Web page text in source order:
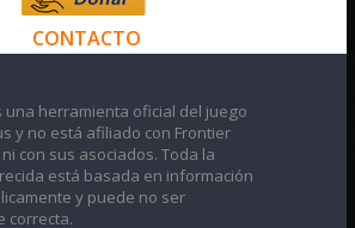
CONTACTO
una herramienta oficial del juego
y no está afiliado con Frontier
con sus asociados. Toda la
está basada en información
y puede no ser
correcta.